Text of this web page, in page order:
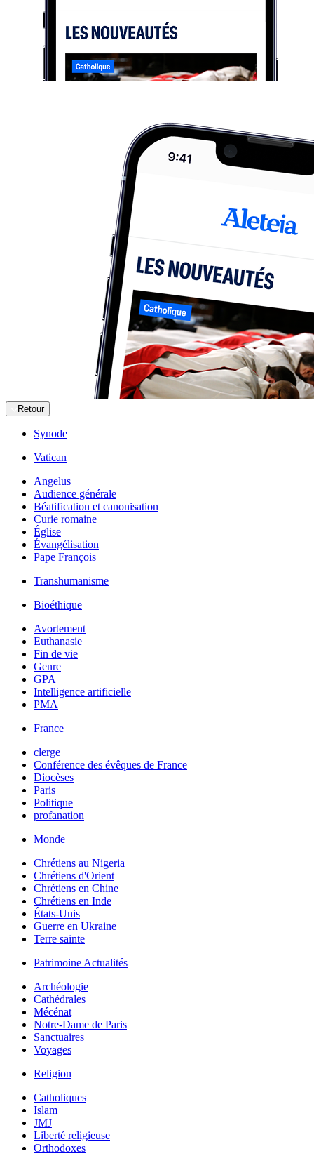
Retour
Synode
Vatican
Angelus
Audience générale
Béatification et canonisation
Curie romaine
Église
Évangélisation
Pape François
Transhumanisme
Bioéthique
Avortement
Euthanasie
Fin de vie
Genre
GPA
Intelligence artificielle
PMA
France
clerge
Conférence des évêques de France
Diocèses
Paris
Politique
profanation
Monde
Chrétiens au Nigeria
Chrétiens d'Orient
Chrétiens en Chine
Chrétiens en Inde
États-Unis
Guerre en Ukraine
Terre sainte
Patrimoine Actualités
Archéologie
Cathédrales
Mécénat
Notre-Dame de Paris
Sanctuaires
Voyages
Religion
Catholiques
Islam
JMJ
Liberté religieuse
Orthodoxes